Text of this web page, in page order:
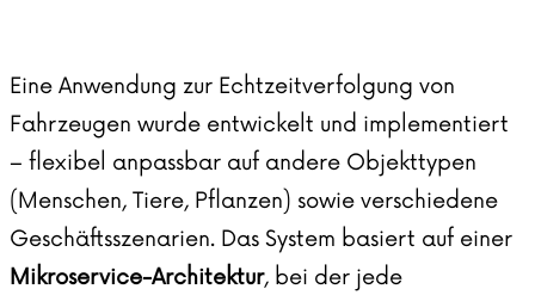
Eine Anwendung zur Echtzeitverfolgung von
Fahrzeugen wurde entwickelt und implementiert
– flexibel anpassbar auf andere Objekttypen
(Menschen, Tiere, Pflanzen) sowie verschiedene
Geschäftsszenarien. Das System basiert auf einer
Mikroservice-Architektur, bei der jede